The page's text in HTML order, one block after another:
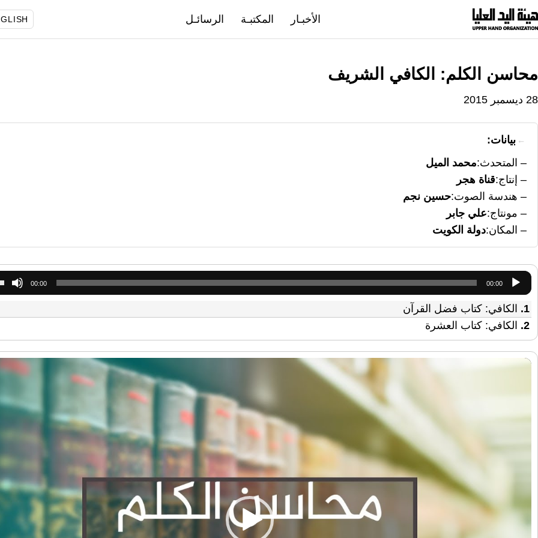
انتقل
إلى
المحتوى
الأخبـار المكتبـة الرسائـل
محاسن الكلم: الكافي الشريف
28 ديسمبر 2015
بيانات:
المتحدث محمد الميل
إنتاج قناة هجر
هندسة الصوت حسين نجم
مونتاج علي جابر
المكان دولة الكويت
مشغل
الصوت
00:00
00:00
1.
الكافي: كتاب فضل القرآن
2.
الكافي: كتاب العشرة
مشغل